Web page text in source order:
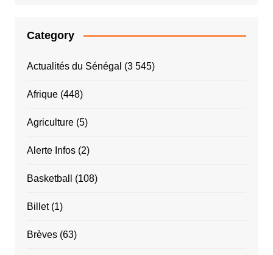
Category
Actualités du Sénégal (3 545)
Afrique(448)
Agriculture(5)
Alerte Infos(2)
Basketball (108)
Billet(1)
Brèves(63)